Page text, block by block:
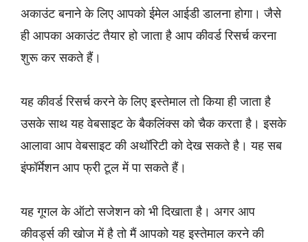
अकाउंट बनाने के लिए आपको ईमेल आईडी डालना होगा। जैसे
ही आपका अकाउंट तैयार हो जाता है आप कीवर्ड रिसर्च करना
शुरू कर सकते हैं।
यह कीवर्ड रिसर्च करने के लिए इस्तेमाल तो किया ही जाता है
उसके साथ यह वेबसाइट के बैकलिंक्स को चैक करता है। इसके
आलावा आप वेबसाइट की अथॉरिटी को देख सकते है। यह सब
इंफॉर्मेशन आप फ्री टूल में पा सकते हैं।
यह गूगल के ऑटो सजेशन को भी दिखाता है। अगर आप
कीवर्ड्स की खोज में है तो मैं आपको यह इस्तेमाल करने की